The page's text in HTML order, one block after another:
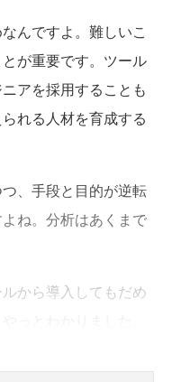
んですよ。難しいこ
が重要です。ツール
アを採用することも
れる人材を育成する
、手段と目的が逆転
ね。分析はあくまで
から導入してもだめ